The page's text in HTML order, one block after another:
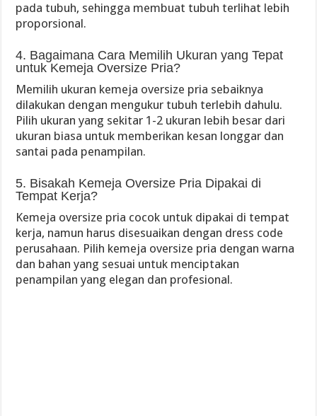
pada tubuh, sehingga membuat tubuh terlihat lebih
proporsional.
4. Bagaimana Cara Memilih Ukuran yang Tepat
untuk Kemeja Oversize Pria?
Memilih ukuran kemeja oversize pria sebaiknya
dilakukan dengan mengukur tubuh terlebih dahulu.
Pilih ukuran yang sekitar 1-2 ukuran lebih besar dari
ukuran biasa untuk memberikan kesan longgar dan
santai pada penampilan.
5. Bisakah Kemeja Oversize Pria Dipakai di
Tempat Kerja?
Kemeja oversize pria cocok untuk dipakai di tempat
kerja, namun harus disesuaikan dengan dress code
perusahaan. Pilih kemeja oversize pria dengan warna
dan bahan yang sesuai untuk menciptakan
penampilan yang elegan dan profesional.